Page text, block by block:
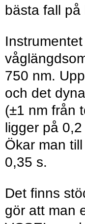
bästa fall på
750 nm.
och det
(±1 nm från
ligger på
Ökar man
0,35 s.
Det finns
gör att man